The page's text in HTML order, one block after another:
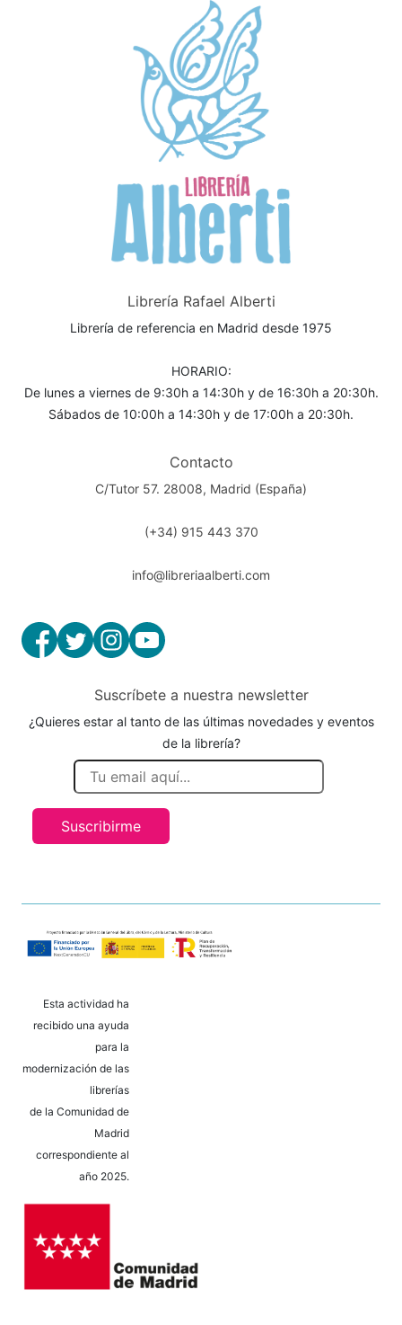
Librería Rafael Alberti
Librería de referencia en Madrid desde 1975
HORARIO:
De lunes a viernes de 9:30h a 14:30h y de 16:30h a 20:30h.
Sábados de 10:00h a 14:30h y de 17:00h a 20:30h.
Contacto
C/Tutor 57. 28008, Madrid (España)
(+34) 915 443 370
info@libreriaalberti.com
Suscríbete a nuestra newsletter
¿Quieres estar al tanto de las últimas novedades y eventos
de la librería?
Suscribirme
Esta actividad ha
recibido una ayuda
para la
modernización de las
librerías
de la Comunidad de
Madrid
correspondiente al
año 2025.